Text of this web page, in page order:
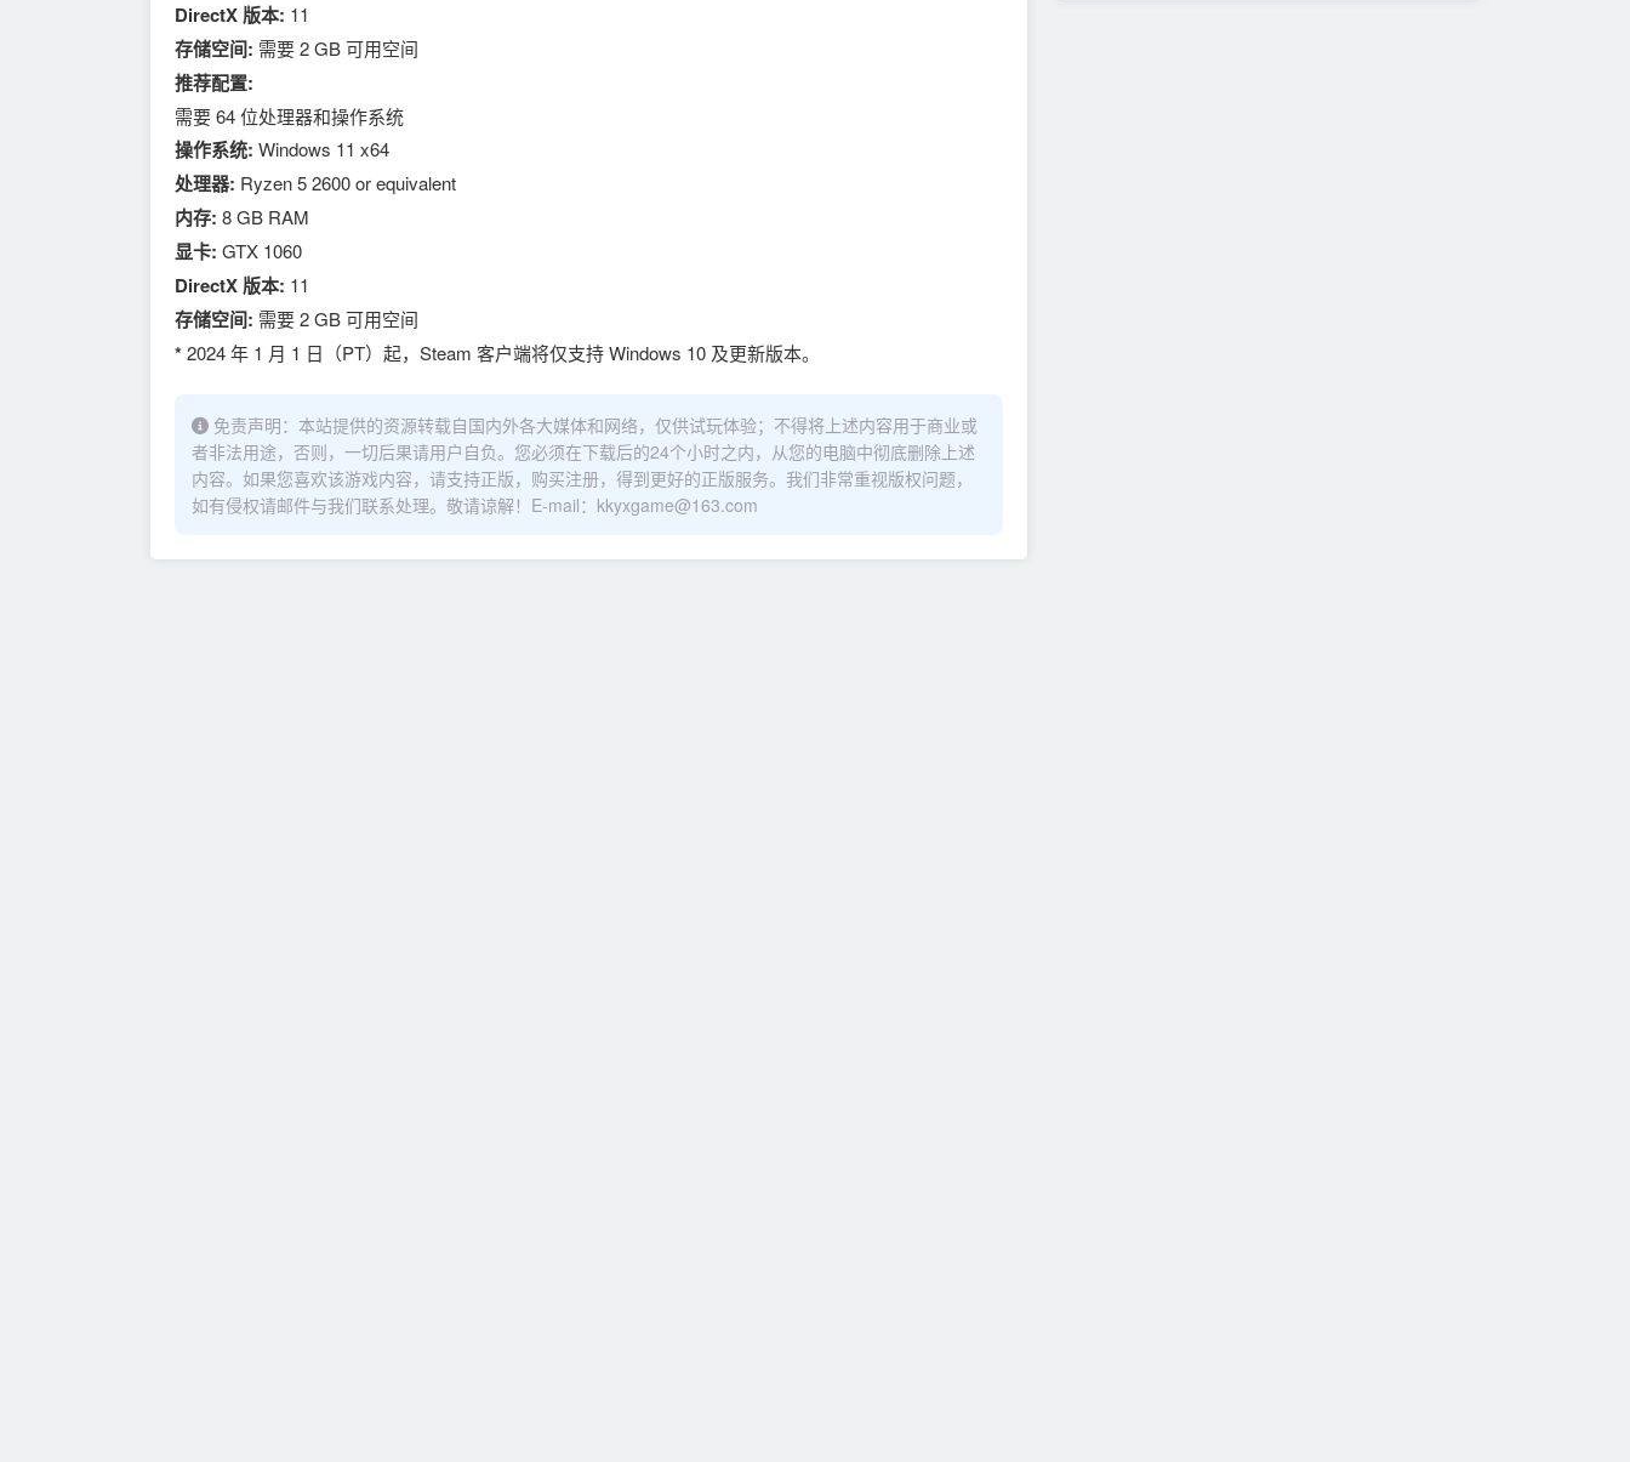
DirectX 版本: 11
存储空间: 需要 2 GB 可用空间
推荐配置:
需要 64 位处理器和操作系统
操作系统: Windows 11 x64
处理器: Ryzen 5 2600 or equivalent
内存: 8 GB RAM
显卡: GTX 1060
DirectX 版本: 11
存储空间: 需要 2 GB 可用空间
*2024 年 1 月 1 日（PT）起，Steam 客户端将仅支持 Windows 10 及更新版本。
免责声明：本站提供的资源转载自国内外各大媒体和网络，仅供试玩体验；不得将上述内容用于商业或
者非法用途，否则，一切后果请用户自负。您必须在下载后的24个小时之内，从您的电脑中彻底删除上述
内容。如果您喜欢该游戏内容，请支持正版，购买注册，得到更好的正版服务。我们非常重视版权问题，
如有侵权请邮件与我们联系处理。敬请谅解！E-mail：kkyxgame@163.com